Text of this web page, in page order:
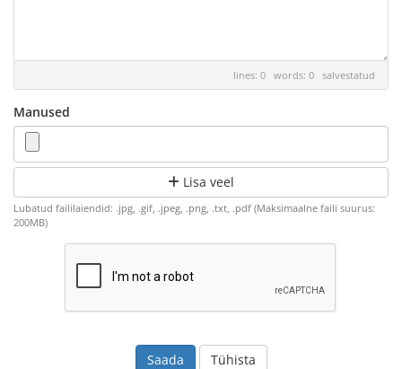
lines: 0 words: 0 salvestatud
Manused
Lisa veel
Lubatud faililaiendid: .jpg, .gif, .jpeg, .png, .txt, .pdf (Maksimaalne faili suurus:
200MB)
Tühista